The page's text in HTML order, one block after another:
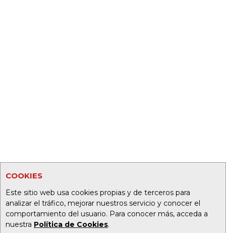
COOKIES
Este sitio web usa cookies propias y de terceros para
analizar el tráfico, mejorar nuestros servicio y conocer el
comportamiento del usuario. Para conocer más, acceda a
nuestra Política de Cookies.